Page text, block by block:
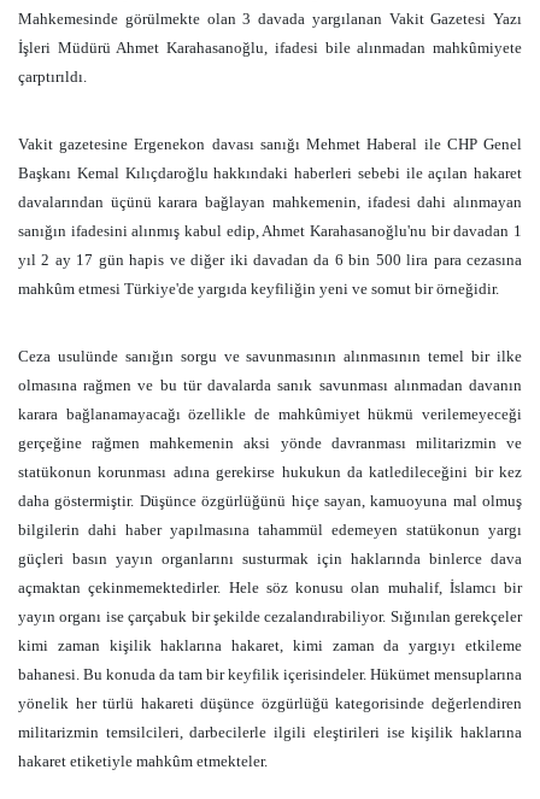
Mahkemesinde görülmekte olan 3 davada yargılanan Vakit Gazetesi Yazı
İşleri Müdürü Ahmet Karahasanoğlu, ifadesi bile alınmadan mahkûmiyete
çarptırıldı.
Vakit gazetesine Ergenekon davası sanığı Mehmet Haberal ile CHP Genel
Başkanı Kemal Kılıçdaroğlu hakkındaki haberleri sebebi ile açılan hakaret
davalarından üçünü karara bağlayan mahkemenin, ifadesi dahi alınmayan
sanığın ifadesini alınmış kabul edip, Ahmet Karahasanoğlu'nu bir davadan 1
yıl 2 ay 17 gün hapis ve diğer iki davadan da 6 bin 500 lira para cezasına
mahkûm etmesi Türkiye'de yargıda keyfiliğin yeni ve somut bir örneğidir.
Ceza usulünde sanığın sorgu ve savunmasının alınmasının temel bir ilke
olmasına rağmen ve bu tür davalarda sanık savunması alınmadan davanın
karara bağlanamayacağı özellikle de mahkûmiyet hükmü verilemeyeceği
gerçeğine rağmen mahkemenin aksi yönde davranması militarizmin ve
statükonun korunması adına gerekirse hukukun da katledileceğini bir kez
daha göstermiştir. Düşünce özgürlüğünü hiçe sayan, kamuoyuna mal olmuş
bilgilerin dahi haber yapılmasına tahammül edemeyen statükonun yargı
güçleri basın yayın organlarını susturmak için haklarında binlerce dava
açmaktan çekinmemektedirler. Hele söz konusu olan muhalif, İslamcı bir
yayın organı ise çarçabuk bir şekilde cezalandırabiliyor. Sığınılan gerekçeler
kimi zaman kişilik haklarına hakaret, kimi zaman da yargıyı etkileme
bahanesi. Bu konuda da tam bir keyfilik içerisindeler. Hükümet mensuplarına
yönelik her türlü hakareti düşünce özgürlüğü kategorisinde değerlendiren
militarizmin temsilcileri, darbecilerle ilgili eleştirileri ise kişilik haklarına
hakaret etiketiyle mahkûm etmekteler.